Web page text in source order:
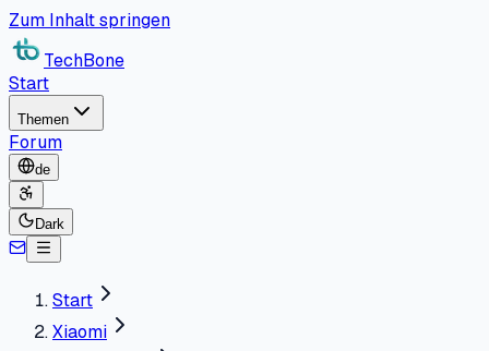
Zum Inhalt springen
TechBone
Start
Themen
Forum
de
Dark
Start
Xiaomi